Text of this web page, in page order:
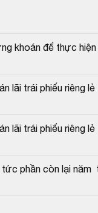
khoán để thực hiện
lãi trái phiếu riêng lẻ
lãi trái phiếu riêng lẻ
phần còn lại năm